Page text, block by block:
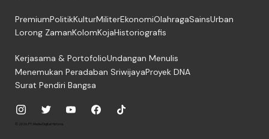
PremiumPolitikKulturMiliterEkonomiOlahragaSainsUrban
Lorong ZamanKolomKojaHistoriografis
Kerjasama & PortofolioUndangan Menulis
Menemukan Peradaban SriwijayaProyek DNA
Surat Pendiri Bangsa
© 2026, PT. Media Digital Historia.